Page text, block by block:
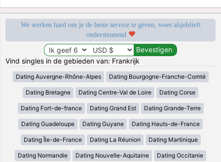
We werken hard om je de beste service te geven, wees alsjeblieft
ondersteunend
Vind singles in de gebieden van: Frankrijk
Dating Auvergne-Rhône-Alpes Dating Bourgogne-Franche-Comté
Dating Bretagne Dating Centre-Val de Loire Dating Corse
Dating Fort-de-france Dating Grand Est Dating Grande-Terre
Dating Guadeloupe Dating Guyane Dating Hauts-de-France
Dating Île-de-France Dating La Réunion Dating Martinique
Dating Normandie Dating Nouvelle-Aquitaine Dating Occitanie